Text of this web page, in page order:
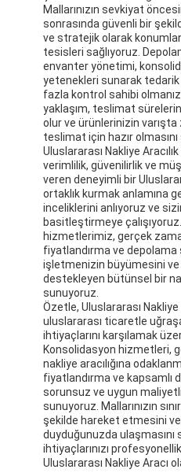
Kalite kontrol
Bize ulaşın
Şimdi konuşalım.
Uluslararası Taşımacılık
Hava Kargo Taşımacılığı
Deniz yükü
Çin'den DDP Nakliye
Ekspres kargo
Demiryolu Taşımacılığı
Amazon'a Gönder
Kamyon Taşımacılığı
Depolama hizmeti
Mallarınızın sevkiyat
sonrasında güvenli bir
ve stratejik olarak
tesisleri sağlıyoruz.
envanter yönetimi,
yetenekleri sunarak
fazla kontrol sahibi
yaklaşım, teslimat
olur ve ürünlerinizin
teslimat için hazır olmasını
Uluslararası Nakliye
verimlilik, güvenilirlik ve
veren deneyimli bir
ortaklık kurmak anlamına
inceliklerini anlıyoruz ve
basitleştirmeye
hizmetlerimiz, gerçek
fiyatlandırma ve
işletmenizin büyümesini
destekleyen bütünsel bir
sunuyoruz.
Özetle, Uluslararası Nakliye
uluslararası ticaretle
ihtiyaçlarını karşılamak
Konsolidasyon hizmetleri,
nakliye aracılığına
fiyatlandırma ve kapsamlı
sorunsuz ve uygun
sunuyoruz. Mallarınızın
şekilde hareket etmesini
duyduğunuzda ulaşmasını
ihtiyaçlarınızı
Uluslararası Nakliye Aracı